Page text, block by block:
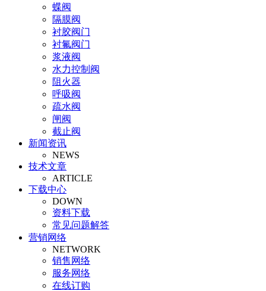
蝶阀
隔膜阀
衬胶阀门
衬氟阀门
浆液阀
水力控制阀
阻火器
呼吸阀
疏水阀
闸阀
截止阀
止回阀
氧气阀
视镜
氨气阀
排泥阀
旋塞阀
平衡阀
调节阀
安全阀
管夹阀
气动阀门
真空阀
新闻资讯
NEWS
技术文章
ARTICLE
下载中心
DOWN
资料下载
常见问题解答
营销网络
NETWORK
销售网络
服务网络
在线订购